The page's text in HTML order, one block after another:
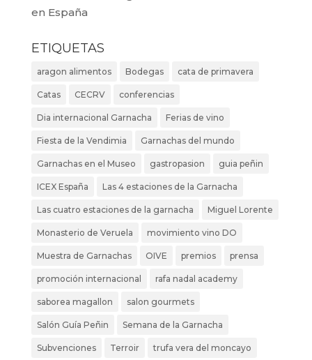
en España
ETIQUETAS
aragon alimentos Bodegas cata de primavera
Catas CECRV conferencias
Dia internacional Garnacha Ferias de vino
Fiesta de la Vendimia Garnachas del mundo
Garnachas en el Museo gastropasion guia peñin
ICEX España Las 4 estaciones de la Garnacha
Las cuatro estaciones de la garnacha Miguel Lorente
Monasterio de Veruela movimiento vino DO
Muestra de Garnachas OIVE premios prensa
promoción internacional rafa nadal academy
saborea magallon salon gourmets
Salón Guía Peñin Semana de la Garnacha
Subvenciones Terroir trufa vera del moncayo